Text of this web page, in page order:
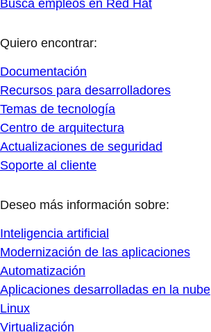
Busca empleos en Red Hat
Quiero encontrar:
Documentación
Recursos para desarrolladores
Temas de tecnología
Centro de arquitectura
Actualizaciones de seguridad
Soporte al cliente
Deseo más información sobre:
Inteligencia artificial
Modernización de las aplicaciones
Automatización
Aplicaciones desarrolladas en la nube
Linux
Virtualización